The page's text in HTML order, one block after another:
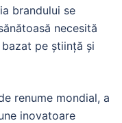
brandului se
necesită
pe știință și
renume mondial, a
inovatoare